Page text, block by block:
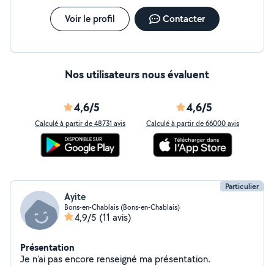
Voir le profil Contacter
Nos utilisateurs nous évaluent
4,6/5
Calculé à partir de 48731 avis
4,6/5
Calculé à partir de 66000 avis
Particulier
Ayite
Bons-en-Chablais (Bons-en-Chablais)
4,9/5 (11 avis)
Présentation
Je n'ai pas encore renseigné ma présentation.